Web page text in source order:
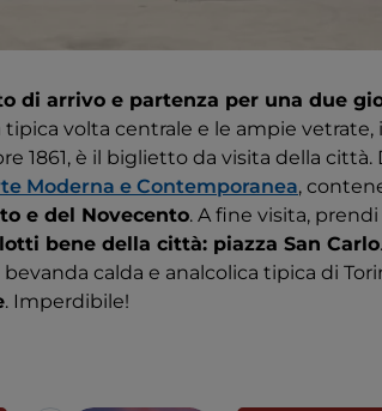
di arrivo e partenza per una due
tipica volta centrale e le ampie vetrate,
1861, è il biglietto da visita della città.
Moderna e Contemporanea,
e del Novecento. A fine visita,
bene della città: piazza San Carlo
bevanda calda e analcolica tipica di
. Imperdibile!